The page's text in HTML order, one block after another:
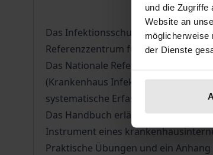
und die Zugriffe
Website an
möglicherweise
der Dienste
Das Infektionsschutzgesetz fordert
Referenzzentrum für Surveillance
Das Nationale Referenzzentrum
(Krankenhaus Infektions
systematische Erfassung, Analyse,
Das Handbuch erläutert in
Instrument eines
Praktische Übungen und ein